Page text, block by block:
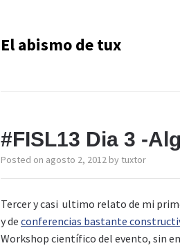
El abismo de tux
#FISL13 Dia 3 -
Posted on agosto 2, 2012 by tuxtor
Tercer y casi ultimo relato de mi
y de conferencias bastante
Workshop científico del evento, sin